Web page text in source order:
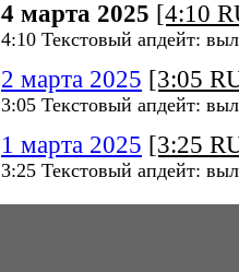
4 марта 2025 [4:10
4:10 Текстовый апдейт:
2 марта 2025 [3:05
3:05 Текстовый апдейт:
1 марта 2025 [3:25
3:25 Текстовый апдейт: